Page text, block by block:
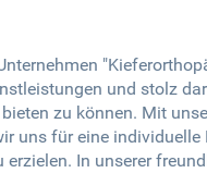
und stolz
zu können. Mit
uns für eine
erzielen. In unserer